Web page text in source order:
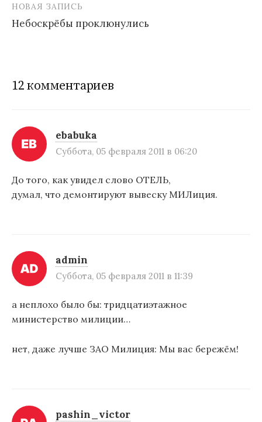
а
и
я
п
о
п
и
с
я
НОВАЯ ЗАПИСЬ
Небоскрёбы проклюнулись
12 комментариев
ebabuka
Суббота, 05 февраля 2011 в 06:20
До того, как увидел слово ОТЕЛЬ,
думал, что демонтируют вывеску МИЛиция.
admin
Суббота, 05 февраля 2011 в 11:39
а неплохо было бы: тридцатиэтажное
министерство милиции…
нет, даже лучше ЗАО Милиция: Мы вас бережём!
pashin_victor